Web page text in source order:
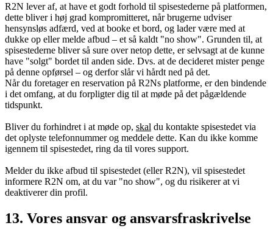
R2N lever af, at have et godt forhold til spisestederne på platformen,
dette bliver i høj grad kompromitteret, når brugerne udviser
hensynsløs adfærd, ved at booke et bord, og lader være med at
dukke op eller melde afbud – et så kaldt "no show". Grunden til, at
spisestederne bliver så sure over netop dette, er selvsagt at de kunne
have "solgt" bordet til anden side. Dvs. at de decideret mister penge
på denne opførsel – og derfor slår vi hårdt ned på det.
Når du foretager en reservation på R2Ns platforme, er den bindende
i det omfang, at du forpligter dig til at møde på det pågældende
tidspunkt.
Bliver du forhindret i at møde op, skal du kontakte spisestedet via
det oplyste telefonnummer og meddele dette. Kan du ikke komme
igennem til spisestedet, ring da til vores support.
Melder du ikke afbud til spisestedet (eller R2N), vil spisestedet
informere R2N om, at du var "no show", og du risikerer at vi
deaktiverer din profil.
13. Vores ansvar og ansvarsfraskrivelse